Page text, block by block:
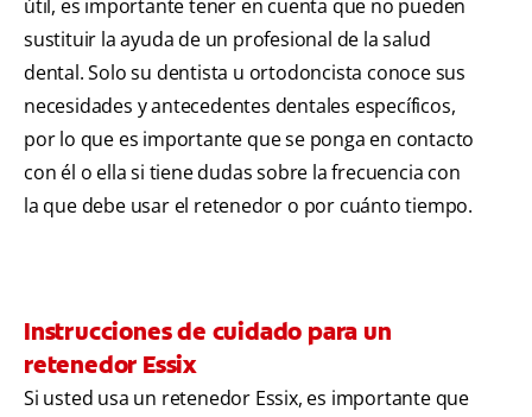
útil, es importante tener en cuenta que no pueden
sustituir la ayuda de un profesional de la salud
dental. Solo su dentista u ortodoncista conoce sus
necesidades y antecedentes dentales específicos,
por lo que es importante que se ponga en contacto
con él o ella si tiene dudas sobre la frecuencia con
la que debe usar el retenedor o por cuánto tiempo.
Instrucciones de cuidado para un
retenedor Essix
Si usted usa un retenedor Essix, es importante que